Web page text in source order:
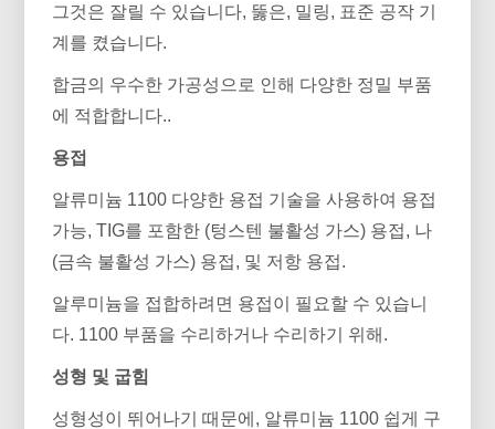
그것은 잘릴 수 있습니다, 뚫은, 밀링, 표준 공작 기
계를 켰습니다.
합금의 우수한 가공성으로 인해 다양한 정밀 부품
에 적합합니다..
용접
알류미늄 1100 다양한 용접 기술을 사용하여 용접
가능, TIG를 포함한 (텅스텐 불활성 가스) 용접, 나
(금속 불활성 가스) 용접, 및 저항 용접.
알루미늄을 접합하려면 용접이 필요할 수 있습니
다. 1100 부품을 수리하거나 수리하기 위해.
성형 및 굽힘
성형성이 뛰어나기 때문에, 알류미늄 1100 쉽게 구